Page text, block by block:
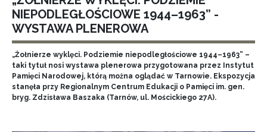
NIEPODLEGŁOŚCIOWE 1944–1963” -
WYSTAWA PLENEROWA
„Żołnierze wyklęci. Podziemie niepodległościowe 1944–1963” –
taki tytuł nosi wystawa plenerowa przygotowana przez Instytut
Pamięci Narodowej, którą można oglądać w Tarnowie. Ekspozycja
stanęła przy Regionalnym Centrum Edukacji o Pamięci im. gen.
bryg. Zdzisława Baszaka (Tarnów, ul. Mościckiego 27A).